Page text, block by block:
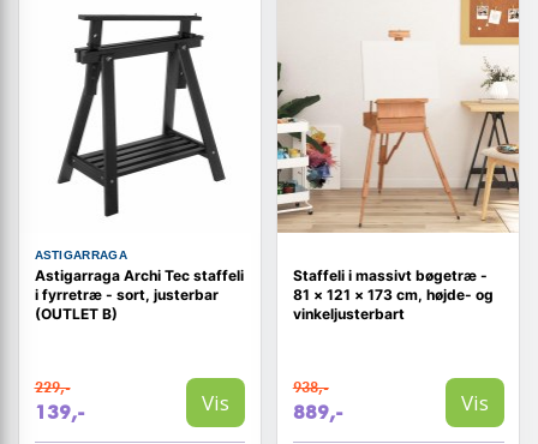
ASTIGARRAGA
Astigarraga Archi Tec staffeli
i fyrretræ - sort, justerbar
(OUTLET B)
229,-
139,- Vis
Staffeli i massivt bøgetræ -
81 × 121 × 173 cm, højde- og
vinkeljusterbart
938,-
889,- Vis